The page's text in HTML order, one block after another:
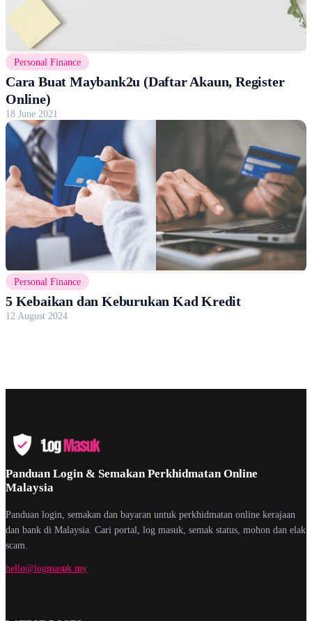
Personal Finance
Cara Buat Maybank2u (Daftar Akaun, Register
Online)
18 June 2021
Personal Finance
5 Kebaikan dan Keburukan Kad Kredit
12 August 2024
Panduan Login & Semakan Perkhidmatan Online
Malaysia
Panduan login, semakan dan bayaran untuk perkhidmatan online kerajaan
dan bank di Malaysia. Cari portal, log masuk, semak status, mohon dan elak
scam.
hello@logmasuk.my